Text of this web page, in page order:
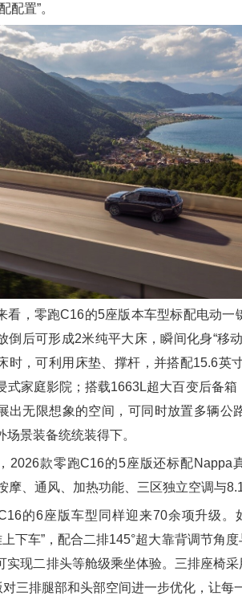
配置”。
，零跑C16的5座版本车型标配电动一
倒后可形成2米纯平大床，瞬间化身“移
时，可利用床垫、撑杆，并搭配15.6英
式家庭影院；搭载1663L超大百变后备
出无限想象的空间，可同时放置多辆公
场景装备统统装得下。
款零跑C16的5座版还标配Nappa真
摩、通风、加热功能、三区独立空调与
的6座版车型同样迎来70余项升级。
上下车”，配合二排145°超大靠背调节角
实现二排头等舱级乘坐体验。三排座椅采
三排腿部和头部空间进一步优化，让每